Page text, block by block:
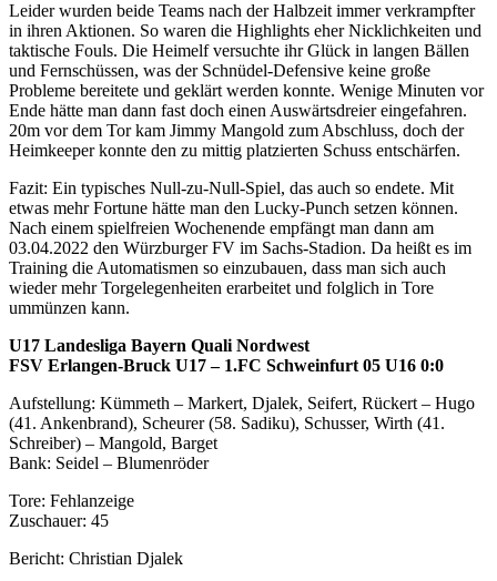
Leider wurden beide Teams nach der Halbzeit immer verkrampfter
in ihren Aktionen. So waren die Highlights eher Nicklichkeiten und
taktische Fouls. Die Heimelf versuchte ihr Glück in langen Bällen
und Fernschüssen, was der Schnüdel-Defensive keine große
Probleme bereitete und geklärt werden konnte. Wenige Minuten vor
Ende hätte man dann fast doch einen Auswärtsdreier eingefahren.
20m vor dem Tor kam Jimmy Mangold zum Abschluss, doch der
Heimkeeper konnte den zu mittig platzierten Schuss entschärfen.
Fazit: Ein typisches Null-zu-Null-Spiel, das auch so endete. Mit
etwas mehr Fortune hätte man den Lucky-Punch setzen können.
Nach einem spielfreien Wochenende empfängt man dann am
03.04.2022 den Würzburger FV im Sachs-Stadion. Da heißt es im
Training die Automatismen so einzubauen, dass man sich auch
wieder mehr Torgelegenheiten erarbeitet und folglich in Tore
ummünzen kann.
U17 Landesliga Bayern Quali Nordwest
FSV Erlangen-Bruck U17 – 1.FC Schweinfurt 05 U16 0:0
Aufstellung: Kümmeth – Markert, Djalek, Seifert, Rückert – Hugo
(41. Ankenbrand), Scheurer (58. Sadiku), Schusser, Wirth (41.
Schreiber) – Mangold, Barget
Bank: Seidel – Blumenröder
Tore: Fehlanzeige
Zuschauer: 45
Bericht: Christian Djalek